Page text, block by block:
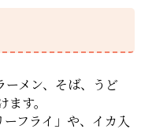
ーメン、そば、うど
す。
フライ」や、イカ入